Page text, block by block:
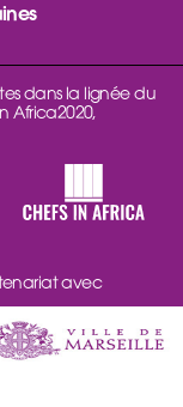
dans la lignée du
Africa2020,
avec